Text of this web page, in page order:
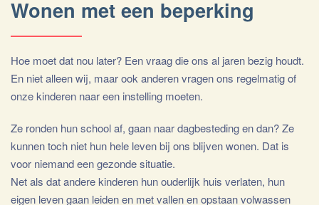
Wonen met een beperking
Hoe moet dat nou later? Een vraag die ons al jaren bezig houdt.
En niet alleen wij, maar ook anderen vragen ons regelmatig of
onze kinderen naar een instelling moeten.
Ze ronden hun school af, gaan naar dagbesteding en dan? Ze
kunnen toch niet hun hele leven bij ons blijven wonen. Dat is
voor niemand een gezonde situatie.
Net als dat andere kinderen hun ouderlijk huis verlaten, hun
eigen leven gaan leiden en met vallen en opstaan volwassen